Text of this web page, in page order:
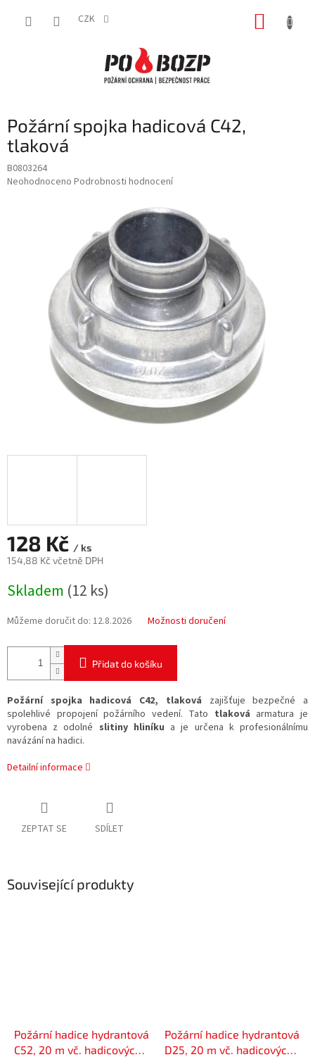
CZK
Požární spojka hadicová C42,
tlaková
B0803264
Průměrné
Neohodnoceno Podrobnosti hodnocení
128 Kč / ks
154,88 Kč včetně DPH
cena:
Skladem (12 ks)
Můžeme doručit do: 12.8.2026 Možnosti doručení
Přidat do košíku
Požární spojka hadicová C42, tlaková zajišťuje bezpečné a
spolehlivé propojení požárního vedení. Tato tlaková armatura je
vyrobena z odolné slitiny hliníku a je určena k profesionálnímu
navázání na hadici.
Detailní informace
ZEPTAT SE SDÍLET
Související produkty
Požární hadice hydrantová
C52, 20 m vč. hadicových
Požární hadice hydrantová
D25, 20 m vč. hadicových